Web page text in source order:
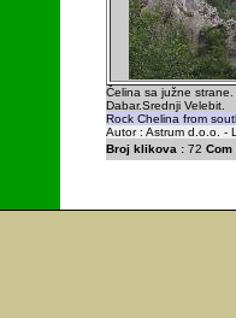
Čelina sa južne strane.
Dabar.Srednji Velebit.
Rock Chelina from
Autor : Astrum d.o.o. -
Broj klikova :72 Com